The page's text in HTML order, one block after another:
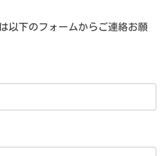
以下のフォームからご連絡お願